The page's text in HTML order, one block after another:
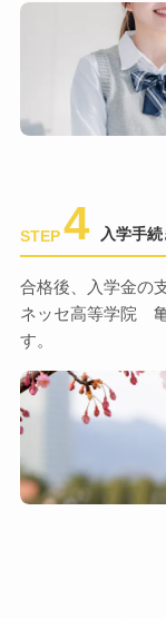
STEP4 入学手
合格後、入学金の
ネッセ高等学院
す。